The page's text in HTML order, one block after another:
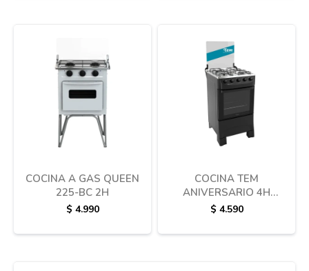
COCINA A GAS QUEEN
225-BC 2H
$ 4.990
COCINA TEM
ANIVERSARIO 4H
SUPERGAS
$ 4.590